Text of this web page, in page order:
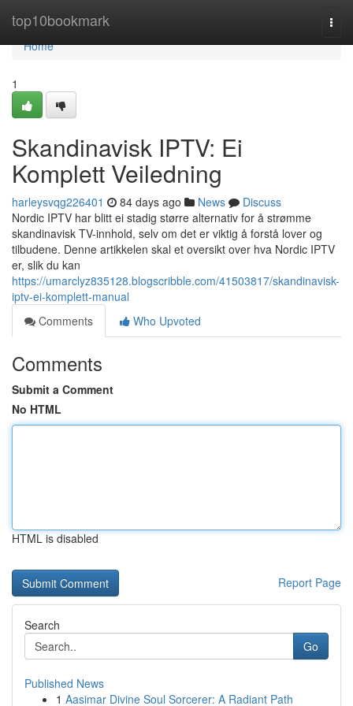
top10bookmark
Home
Home
1
Skandinavisk IPTV: Ei
Komplett Veiledning
harleysvqg226401 84 days ago News
Discuss
Nordic IPTV har blitt ei stadig større alternativ for å strømme
skandinavisk TV-innhold, selv om det er viktig å forstå lover og
tilbudene. Denne artikkelen skal et oversikt over hva Nordic IPTV
er, slik du kan
https://umarclyz835128.blogscribble.com/41503817/skandinavisk-
iptv-ei-komplett-manual
Comments
Who Upvoted
Comments
Submit a Comment
No HTML
HTML is disabled
Report Page
Search
Go
Published News
1 Aasimar Divine Soul Sorcerer: A Radiant Path